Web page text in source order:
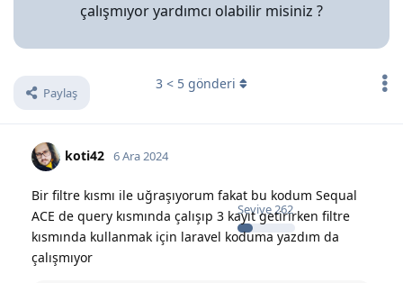
çalışmıyor yardımcı olabilir misiniz ?
Paylaş
3 < 5 gönderi
koti42
Seviye262
6 Ara 2024
Bir filtre kısmı ile uğraşıyorum fakat bu kodum Sequal
ACE de query kısmında çalışıp 3 kayıt getirirken filtre
kısmında kullanmak için laravel koduma yazdım da
çalışmıyor